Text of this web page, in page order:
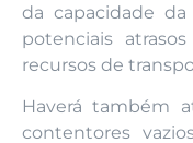
da capacidade
potenciais
recursos de
Haverá também
contentores